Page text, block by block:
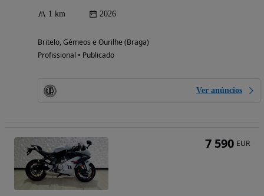
1 km 2026
Britelo, Gémeos e Ourilhe (Braga)
Profissional • Publicado
Ver anúncios
7 590 EUR